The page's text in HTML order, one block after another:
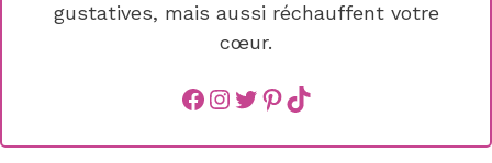
gustatives, mais aussi réchauffent votre
cœur.
Facebook
instagram
Twitter
Pinterest
TikTok